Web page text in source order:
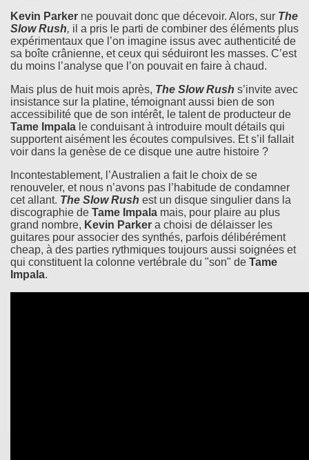
Kevin Parker ne pouvait donc que décevoir. Alors, sur The
Slow Rush, il a pris le parti de combiner des éléments plus
expérimentaux que l’on imagine issus avec authenticité de
sa boîte crânienne, et ceux qui séduiront les masses. C’est
du moins l’analyse que l’on pouvait en faire à chaud.
Mais plus de huit mois après, The Slow Rush s’invite avec
insistance sur la platine, témoignant aussi bien de son
accessibilité que de son intérêt, le talent de producteur de
Tame Impala le conduisant à introduire moult détails qui
supportent aisément les écoutes compulsives. Et s’il fallait
voir dans la genèse de ce disque une autre histoire ?
Incontestablement, l’Australien a fait le choix de se
renouveler, et nous n’avons pas l’habitude de condamner
cet allant. The Slow Rush est un disque singulier dans la
discographie de Tame Impala mais, pour plaire au plus
grand nombre, Kevin Parker a choisi de délaisser les
guitares pour associer des synthés, parfois délibérément
cheap, à des parties rythmiques toujours aussi soignées et
qui constituent la colonne vertébrale du "son" de Tame
Impala.